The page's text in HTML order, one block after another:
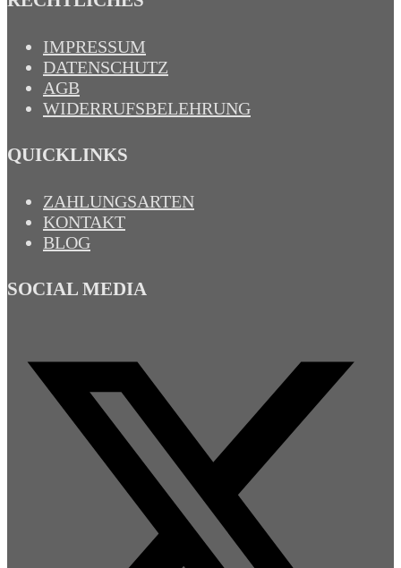
IMPRESSUM
DATENSCHUTZ
AGB
WIDERRUFSBELEHRUNG
QUICKLINKS
ZAHLUNGSARTEN
KONTAKT
BLOG
SOCIAL MEDIA